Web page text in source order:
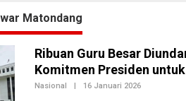
Matondang
Ribuan Guru Besar
Komitmen Presiden
Nasional | 16 Januari 2026